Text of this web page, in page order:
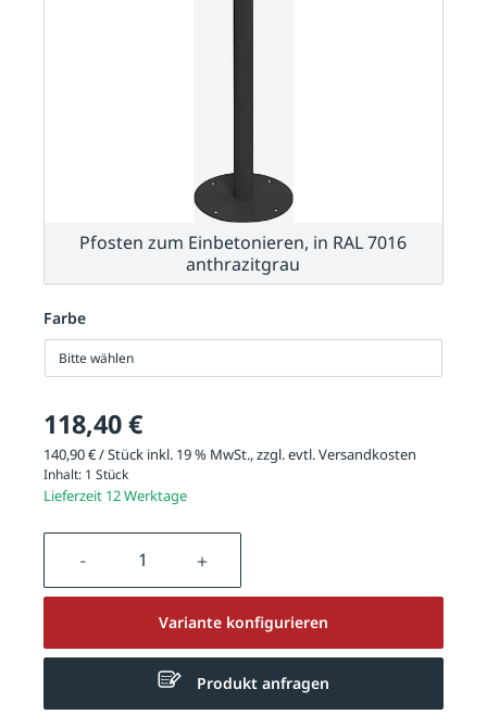
Farbe
Bitte wählen
118,40 €
140,90 € / Stück inkl. 19 % MwSt., zzgl. evtl.Versandkosten
Inhalt: 1 Stück
Lieferzeit 12 Werktage
Produkt Anzahl: Gib den
Variante konfigurieren
Produkt anfragen
Pfosten zum Einbetonieren, in RAL 7016
anthrazitgrau